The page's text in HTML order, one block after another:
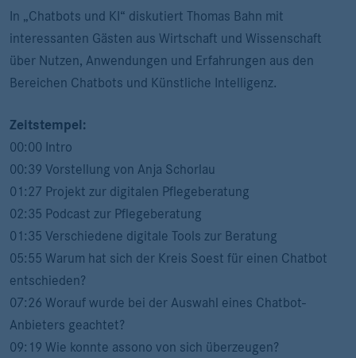
In „Chatbots und KI“ diskutiert Thomas Bahn mit
interessanten Gästen aus Wirtschaft und Wissenschaft
über Nutzen, Anwendungen und Erfahrungen aus den
Bereichen Chatbots und Künstliche Intelligenz.
Zeitstempel:
00:00 Intro
00:39 Vorstellung von Anja Schorlau
01:27 Projekt zur digitalen Pflegeberatung
02:35 Podcast zur Pflegeberatung
01:35 Verschiedene digitale Tools zur Beratung
05:55 Warum hat sich der Kreis Soest für einen Chatbot
entschieden?
07:26 Worauf wurde bei der Auswahl eines Chatbot-
Anbieters geachtet?
09:19 Wie konnte assono von sich überzeugen?